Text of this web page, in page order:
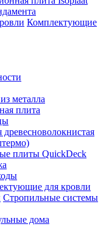
Комплектующие
металла
плита
плиты QuickDeck
для кровли
Стропильные системы
дома